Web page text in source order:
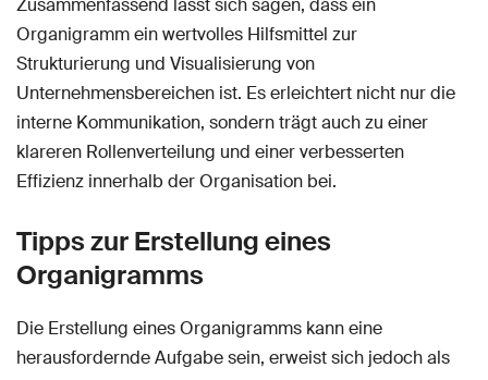
Organigramm ein wertvolles Hilfsmittel zur
Strukturierung und Visualisierung von
Unternehmensbereichen ist. Es erleichtert nicht nur die
interne Kommunikation, sondern trägt auch zu einer
klareren Rollenverteilung und einer verbesserten
Effizienz innerhalb der Organisation bei.
Tipps zur Erstellung eines
Organigramms
Die Erstellung eines Organigramms kann eine
herausfordernde Aufgabe sein, erweist sich jedoch als